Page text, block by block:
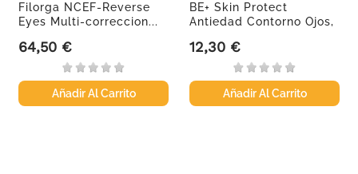
Filorga NCEF-Reverse
Eyes Multi-correccion...
Precio
64,50 €
Añadir Al Carrito
BE+ Skin Protect
Antiedad Contorno Ojos,
Precio
12,30 €
Añadir Al Carrito